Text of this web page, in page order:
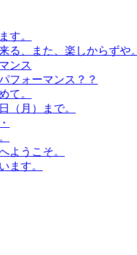
す。
、また、楽しからずや。
ンス
フォーマンス？？
て。
（月）まで。
ようこそ。
ます。